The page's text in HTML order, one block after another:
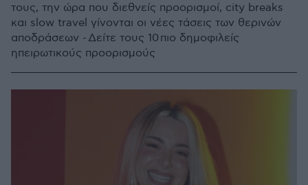
τους, την ώρα που διεθνείς προορισμοί, city breaks
και slow travel γίνονται οι νέες τάσεις των θερινών
αποδράσεων - Δείτε τους 10 πιο δημοφιλείς
ηπειρωτικούς προορισμούς